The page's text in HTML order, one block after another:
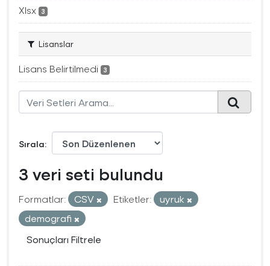
Xlsx 3
Lisanslar
Lisans Belirtilmedi 3
Sırala
3 veri seti bulundu
Formatlar: CSV Etiketler:
uyruk
demografi
Sonuçları Filtrele